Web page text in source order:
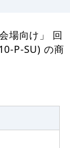
場向け」 回
P-SU) の商